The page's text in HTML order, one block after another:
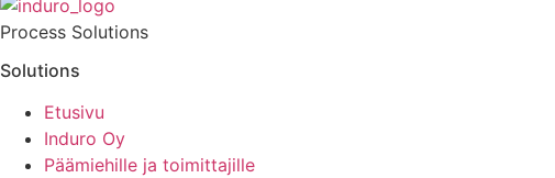
Process Solutions
Solutions
Etusivu
Induro Oy
Päämiehille ja toimittajille